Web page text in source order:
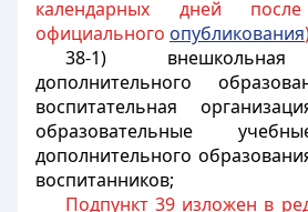
календарных дней
официального опубликования
38-1) внешкольная
дополнительного
воспитательная
образовательные
дополнительного
воспитанников;
Подпункт 39 изложен в